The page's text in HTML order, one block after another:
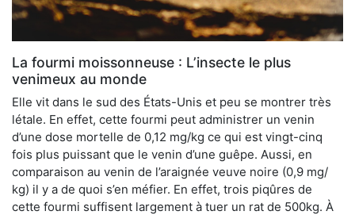
La fourmi moissonneuse : L’insecte le plus
venimeux au monde
Elle vit dans le sud des États-Unis et peu se montrer très
létale. En effet, cette fourmi peut administrer un venin
d’une dose mortelle de 0,12 mg/kg ce qui est vingt-cinq
fois plus puissant que le venin d’une guêpe. Aussi, en
comparaison au venin de l’araignée veuve noire (0,9 mg/
kg) il y a de quoi s’en méfier. En effet, trois piqûres de
cette fourmi suffisent largement à tuer un rat de 500kg. À